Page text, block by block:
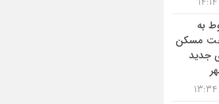
به
مسکن
جدید